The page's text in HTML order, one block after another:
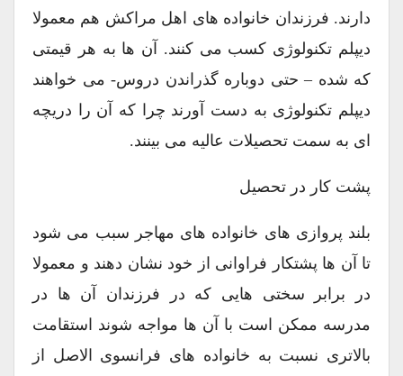
دارند. فرزندان خانواده های اهل مراکش هم معمولا
دیپلم تکنولوژی کسب می کنند. آن ها به هر قیمتی
که شده – حتی دوباره گذراندن دروس- می خواهند
دیپلم تکنولوژی به دست آورند چرا که آن را دریچه
ای به سمت تحصیلات عالیه می بینند.
پشت کار در تحصیل
بلند پروازی های خانواده های مهاجر سبب می شود
تا آن ها پشتکار فراوانی از خود نشان دهند و معمولا
در برابر سختی هایی که در فرزندان آن ها در
مدرسه ممکن است با آن ها مواجه شوند استقامت
بالاتری نسبت به خانواده های فرانسوی الاصل از